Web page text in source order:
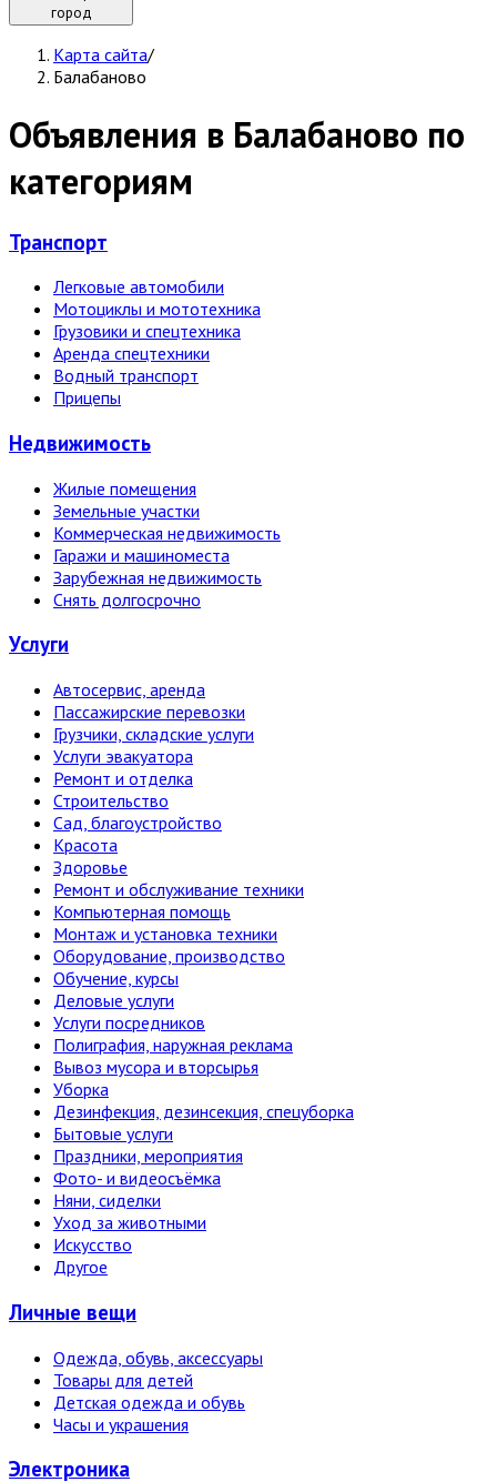
город
Карта сайта/
Балабаново
Объявления в Балабаново по
категориям
Транспорт
Легковые автомобили
Мотоциклы и мототехника
Грузовики и спецтехника
Аренда спецтехники
Водный транспорт
Прицепы
Недвижи­мость
Жилые помещения
Земельные участки
Коммерческая недвижимость
Гаражи и машиноместа
Зарубежная недвижимость
Снять долгосрочно
Услуги
Автосервис, аренда
Пассажирские перевозки
Грузчики, складские услуги
Услуги эвакуатора
Ремонт и отделка
Строительство
Сад, благоустройство
Красота
Здоровье
Ремонт и обслуживание техники
Компьютерная помощь
Монтаж и установка техники
Оборудование, производство
Обучение, курсы
Деловые услуги
Услуги посредников
Полиграфия, наружная реклама
Вывоз мусора и вторсырья
Уборка
Дезинфекция, дезинсекция, спецуборка
Бытовые услуги
Праздники, мероприятия
Фото- и видеосъёмка
Няни, сиделки
Уход за животными
Искусство
Другое
Личные вещи
Одежда, обувь, аксессуары
Товары для детей
Детская одежда и обувь
Часы и украшения
Электро­ника